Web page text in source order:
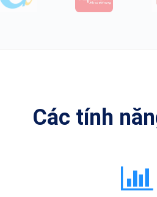
Các tính